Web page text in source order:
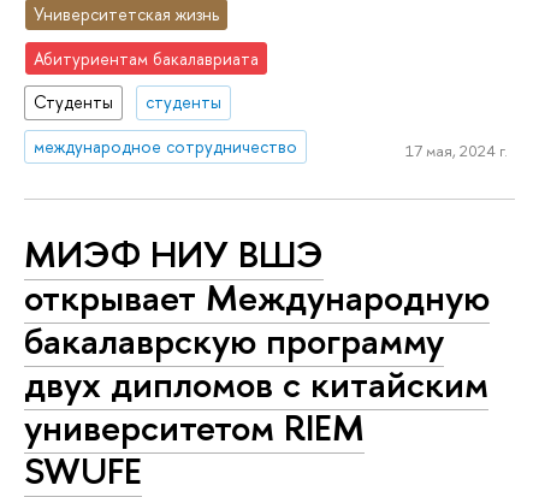
Университетская жизнь
Абитуриентам бакалавриата
Студенты
студенты
международное сотрудничество
17 мая, 2024 г.
МИЭФ НИУ ВШЭ
открывает Международную
бакалаврскую программу
двух дипломов с китайским
университетом RIEM
SWUFE